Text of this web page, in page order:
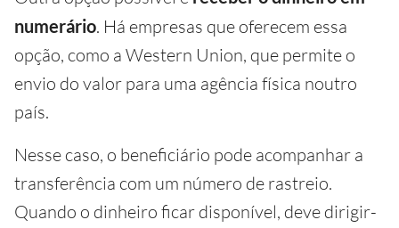
numerário. Há empresas que oferecem essa
opção, como a Western Union, que permite o
envio do valor para uma agência física noutro
país.
Nesse caso, o beneficiário pode acompanhar a
transferência com um número de rastreio.
Quando o dinheiro ficar disponível, deve dirigir-